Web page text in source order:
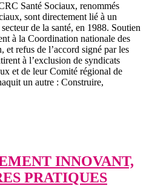
Santé Sociaux, renommés
sont directement lié à un
de la santé, en 1988. Soutien
à la Coordination nationale des
refus de l’accord signé par les
à l’exclusion de syndicats
et de leur Comité régional de
un autre : Construire,
INNOVANT,
PRATIQUES